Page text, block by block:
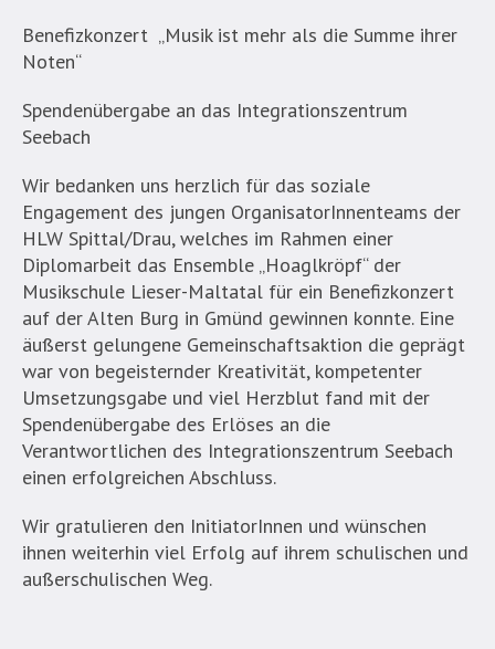
Benefizkonzert „Musik ist mehr als die Summe ihrer
Noten“
Spendenübergabe an das Integrationszentrum
Seebach
Wir bedanken uns herzlich für das soziale
Engagement des jungen OrganisatorInnenteams der
HLW Spittal/Drau, welches im Rahmen einer
Diplomarbeit das Ensemble „Hoaglkröpf“ der
Musikschule Lieser-Maltatal für ein Benefizkonzert
auf der Alten Burg in Gmünd gewinnen konnte. Eine
äußerst gelungene Gemeinschaftsaktion die geprägt
war von begeisternder Kreativität, kompetenter
Umsetzungsgabe und viel Herzblut fand mit der
Spendenübergabe des Erlöses an die
Verantwortlichen des Integrationszentrum Seebach
einen erfolgreichen Abschluss.
Wir gratulieren den InitiatorInnen und wünschen
ihnen weiterhin viel Erfolg auf ihrem schulischen und
außerschulischen Weg.